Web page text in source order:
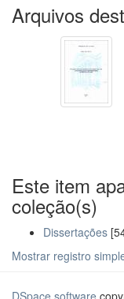
Arquivos
Este item
coleção(s)
Dissertações
Mostrar registro
DSpace software